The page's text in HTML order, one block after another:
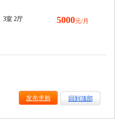
3室 2厅 5000元/月
回到顶部
发布求购